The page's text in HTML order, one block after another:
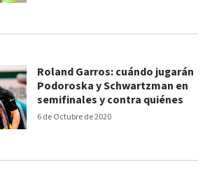
6 de Octubre de 2020
Roland Garros: cuándo jugarán
Podoroska y Schwartzman en
semifinales y contra quiénes